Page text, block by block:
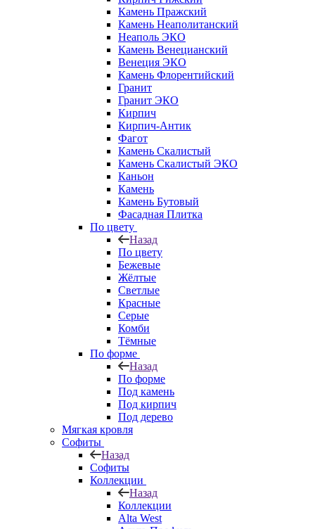
Камень Пражский
Камень Неаполитанский
Неаполь ЭКО
Камень Венецианский
Венеция ЭКО
Камень Флорентийский
Гранит
Гранит ЭКО
Кирпич
Кирпич-Антик
Фагот
Камень Скалистый
Камень Скалистый ЭКО
Каньон
Камень
Камень Бутовый
Фасадная Плитка
По цвету
Назад
По цвету
Бежевые
Жёлтые
Светлые
Красные
Серые
Комби
Тёмные
По форме
Назад
По форме
Под камень
Под кирпич
Под дерево
Мягкая кровля
Софиты
Назад
Софиты
Коллекции
Назад
Коллекции
Alta West